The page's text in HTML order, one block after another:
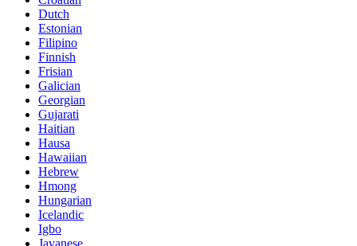
Dutch
Estonian
Filipino
Finnish
Frisian
Galician
Georgian
Gujarati
Haitian
Hausa
Hawaiian
Hebrew
Hmong
Hungarian
Icelandic
Igbo